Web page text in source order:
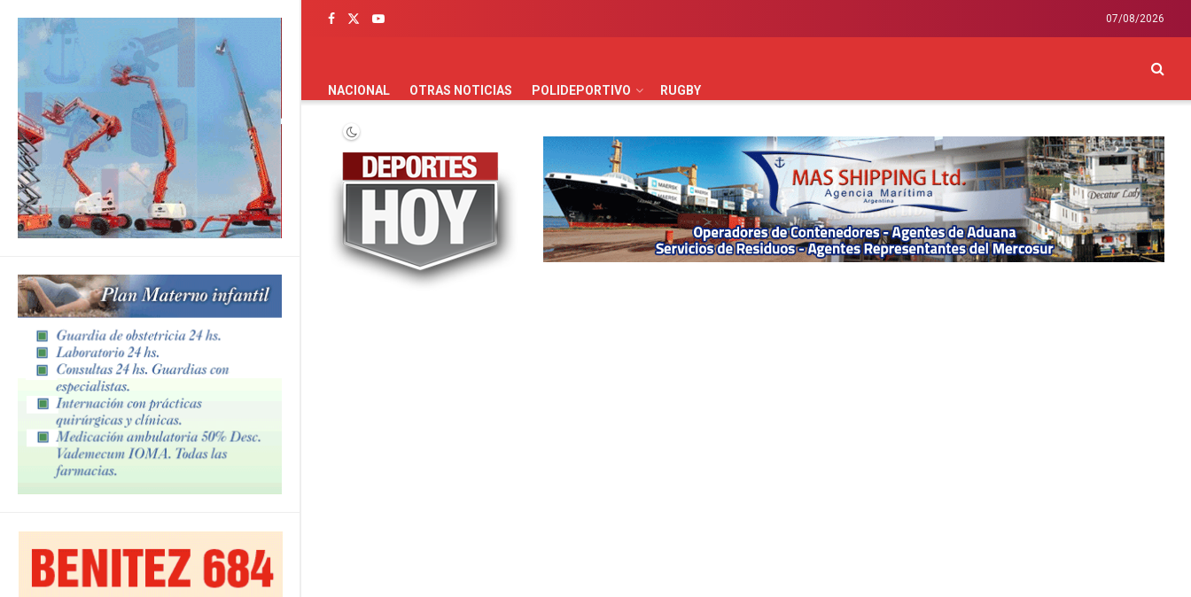
07/08/2026
PORTADA
NACIONAL OTRAS NOTICIAS POLIDEPORTIVO RUGBY